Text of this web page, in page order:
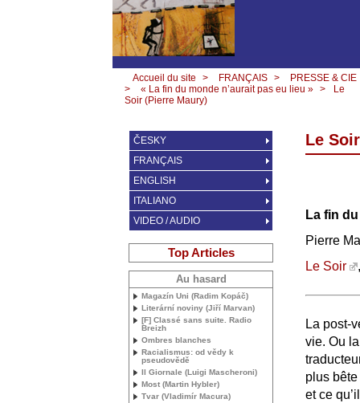
Accueil du site > FRANÇAIS >
PRESSE & CIE
>
« La fin du monde n’aurait pas eu lieu » >
Le
Soir (Pierre Maury)
Le
La fin
Pierre
Le Soir
La post-
vie. Ou
plus
et ce
ČESKY
FRANÇAIS
ENGLISH
ITALIANO
VIDEO / AUDIO
Top Articles
Au hasard
Magazín Uni (Radim Kopáč)
Literární noviny (Jiří Marvan)
[F] Classé sans suite. Radio
Breizh
Ombres blanches
Racialismus: od vědy k
pseudovědě
Il Giornale (Luigi Mascheroni)
Most (Martin Hybler)
Tvar (Vladimír Macura)